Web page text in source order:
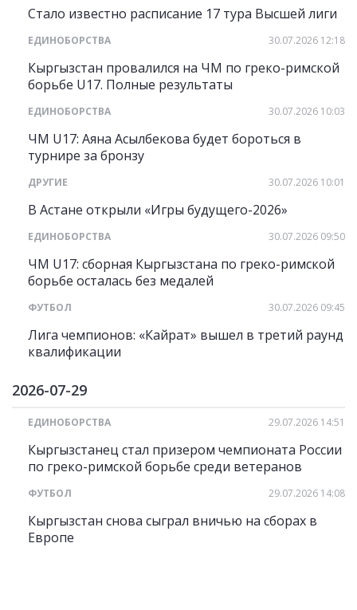
Стало известно расписание 17 тура Высшей лиги
ЕДИНОБОРСТВА 30.07.2026 12:18
Кыргызстан провалился на ЧМ по греко-римской
борьбе U17. Полные результаты
ЕДИНОБОРСТВА 30.07.2026 10:03
ЧМ U17: Аяна Асылбекова будет бороться в
турнире за бронзу
ДРУГИЕ 30.07.2026 10:01
В Астане открыли «Игры будущего-2026»
ЕДИНОБОРСТВА 30.07.2026 09:50
ЧМ U17: сборная Кыргызстана по греко-римской
борьбе осталась без медалей
ФУТБОЛ 30.07.2026 09:45
Лига чемпионов: «Кайрат» вышел в третий раунд
квалификации
2026-07-29
ЕДИНОБОРСТВА 29.07.2026 14:51
Кыргызстанец стал призером чемпионата России
по греко-римской борьбе среди ветеранов
ФУТБОЛ 29.07.2026 14:08
Кыргызстан снова сыграл вничью на сборах в
Европе